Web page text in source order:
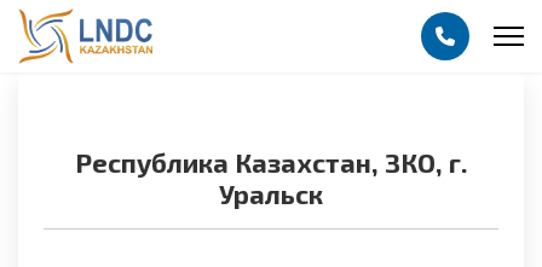
Республика Казахстан, ЗКО, г.
Уральск